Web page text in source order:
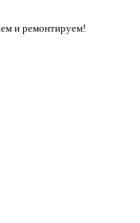
и ремонтируем!